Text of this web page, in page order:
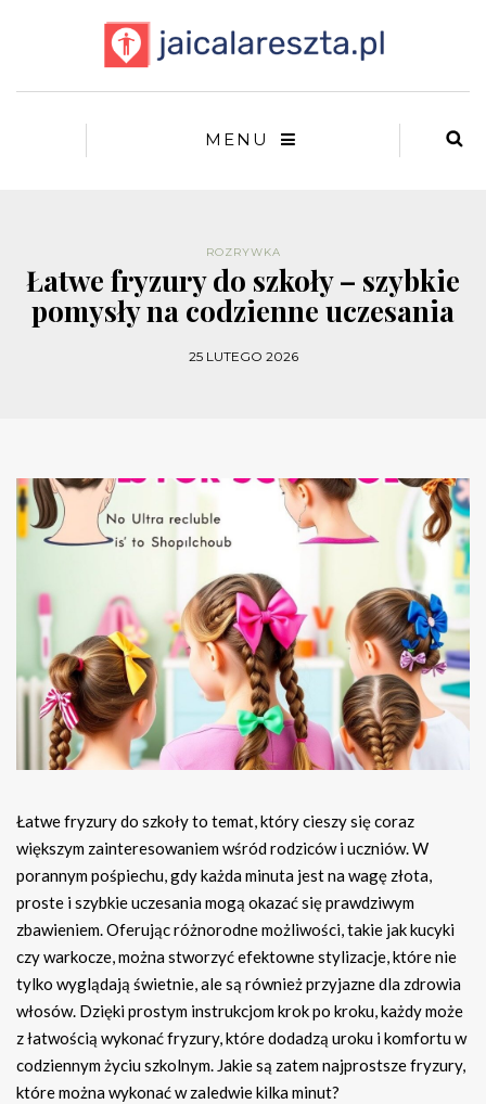
MENU
ROZRYWKA
Łatwe fryzury do szkoły – szybkie
pomysły na codzienne uczesania
25 LUTEGO 2026
Łatwe fryzury do szkoły to temat, który cieszy się coraz
większym zainteresowaniem wśród rodziców i uczniów. W
porannym pośpiechu, gdy każda minuta jest na wagę złota,
proste i szybkie uczesania mogą okazać się prawdziwym
zbawieniem. Oferując różnorodne możliwości, takie jak kucyki
czy warkocze, można stworzyć efektowne stylizacje, które nie
tylko wyglądają świetnie, ale są również przyjazne dla zdrowia
włosów. Dzięki prostym instrukcjom krok po kroku, każdy może
z łatwością wykonać fryzury, które dodadzą uroku i komfortu w
codziennym życiu szkolnym. Jakie są zatem najprostsze fryzury,
które można wykonać w zaledwie kilka minut?